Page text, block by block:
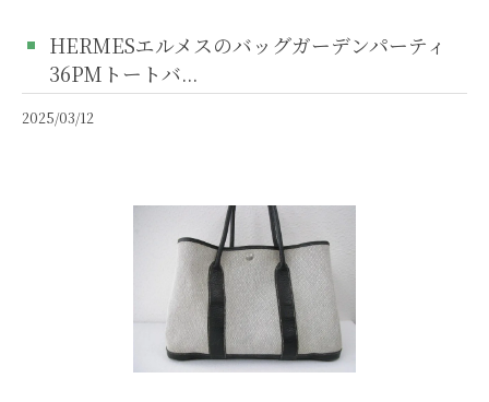
HERMESエルメスのバッグガーデンパーティ
36PMトートバ...
2025/03/12